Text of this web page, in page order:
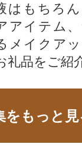
はもちろ
アイテム
メイクア
礼品をご紹
をもっと